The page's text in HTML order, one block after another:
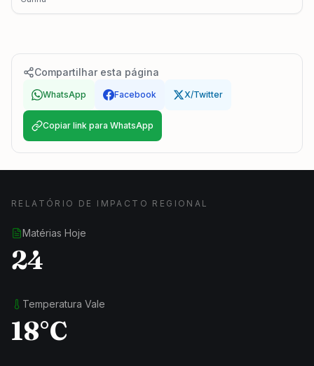
Compartilhar esta página
WhatsApp Facebook X/Twitter
Copiar link para WhatsApp
RELATÓRIO DE IMPACTO REGIONAL
Matérias Hoje
24
Temperatura Vale
18°C